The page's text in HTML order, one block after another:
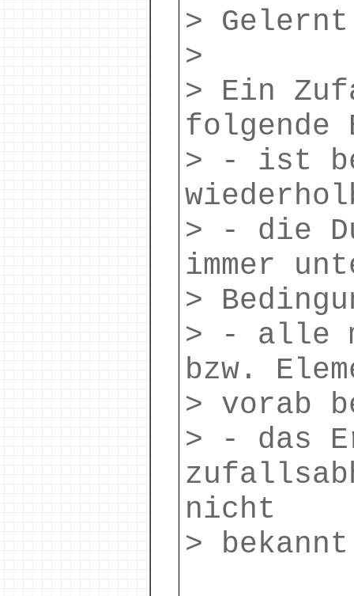
>
>
> Ein
folgende
> - ist
> - die
immer
>
> - alle
bzw.
> vorab
> - das
nicht
>